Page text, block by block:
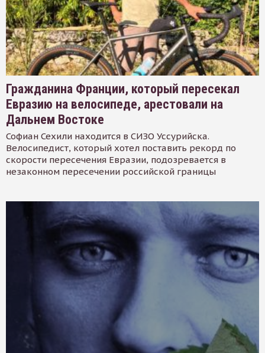
Гражданина Франции, который пересекал
Евразию на велосипеде, арестовали на
Дальнем Востоке
Софиан Сехили находится в СИЗО Уссурийска.
Велосипедист, который хотел поставить рекорд по
скорости пересечения Евразии, подозревается в
незаконном пересечении российской границы